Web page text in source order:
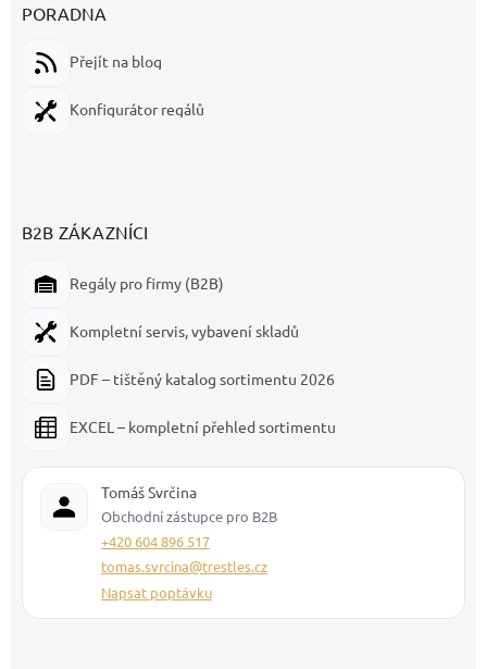
PORADNA
Přejít na blog
Konfigurátor regálů
B2B ZÁKAZNÍCI
Regály pro firmy (B2B)
Kompletní servis, vybavení skladů
PDF – tištěný katalog sortimentu 2026
EXCEL – kompletní přehled sortimentu
Tomáš Svrčina
Obchodní zástupce pro B2B
+420 604 896 517
tomas.svrcina@trestles.cz
Napsat poptávku